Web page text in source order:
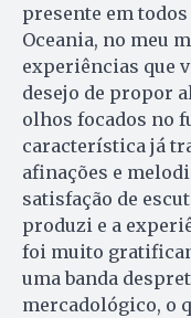
presente em
Oceania, no meu
experiências que
desejo de propor
olhos focados no
característica já
afinações e
satisfação de
produzi e a
foi muito
uma banda
mercadológico, o